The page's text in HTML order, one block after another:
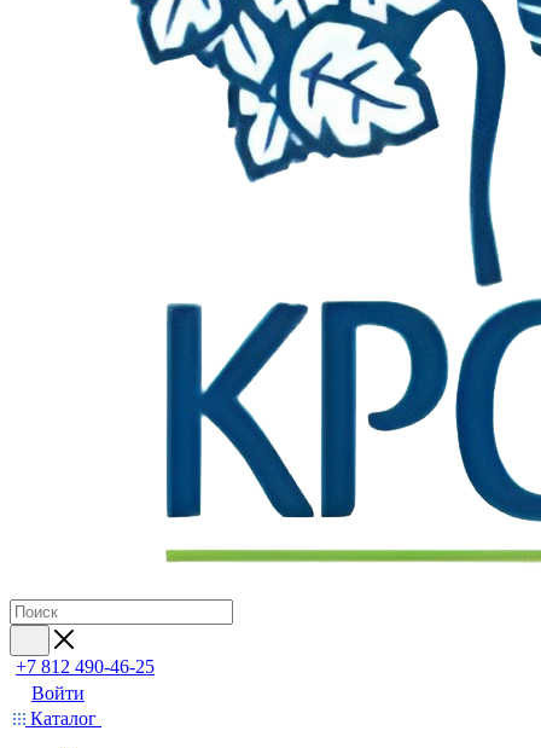
+7 812 490-46-25
Войти
Каталог